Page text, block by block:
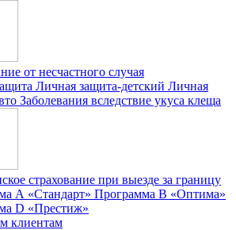
от несчастного случая
Личная защита-детский Личная
Заболевания вследствие укуса клеща
страхование при выезде за границу
А «Стандарт» Программа B «Оптима»
D «Престиж»
клиентам